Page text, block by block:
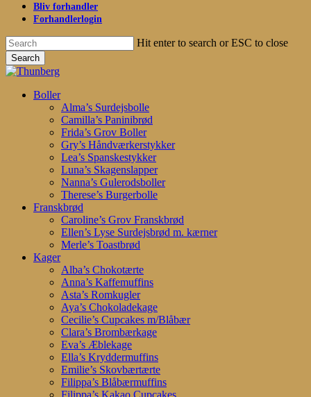
Bliv forhandler
Forhandlerlogin
Hit enter to search or ESC to close
Search
Close
search
account
Menu
Boller
Alma’s Surdejsbolle
Camilla’s Paninibrød
Frida’s Grov Boller
Gry’s Håndværkerstykker
Lea’s Spanskestykker
Luna’s Skagenslapper
Nanna’s Gulerodsboller
Therese’s Burgerbolle
Franskbrød
Caroline’s Grov Franskbrød
Ellen’s Lyse Surdejsbrød m. kærner
Merle’s Toastbrød
Kager
Alba’s Chokotærte
Anna’s Kaffemuffins
Asta’s Romkugler
Aya’s Chokoladekage
Cecilie’s Cupcakes m/Blåbær
Clara’s Brombærkage
Eva’s Æblekage
Ella’s Kryddermuffins
Emilie’s Skovbærtærte
Filippa’s Blåbærmuffins
Filippa’s Kakao Cupcakes